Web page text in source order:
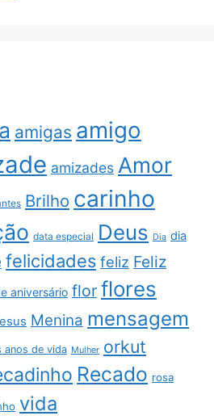
amigas amigo
amizades Amor
Brilho carinho
data especial Deus Dia dia
felicidades feliz Feliz
aniversário flor flores
Menina mensagem
anos de vida Mulher orkut
Recado rosa
vida